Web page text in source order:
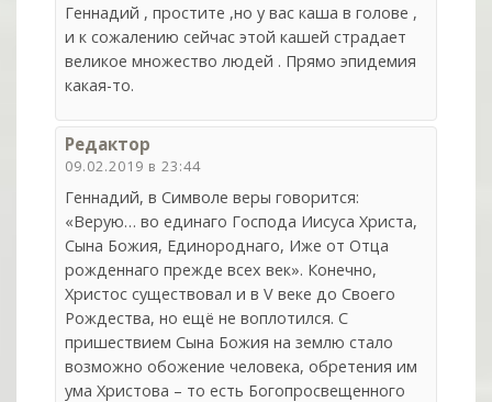
Геннадий , простите ,но у вас каша в голове ,
и к сожалению сейчас этой кашей страдает
великое множество людей . Прямо эпидемия
какая-то.
Редактор
09.02.2019 в 23:44
Геннадий, в Символе веры говорится:
«Верую… во единаго Господа Иисуса Христа,
Сына Божия, Единороднаго, Иже от Отца
рожденнаго прежде всех век». Конечно,
Христос существовал и в V веке до Своего
Рождества, но ещё не воплотился. С
пришествием Сына Божия на землю стало
возможно обожение человека, обретения им
ума Христова – то есть Богопросвещенного